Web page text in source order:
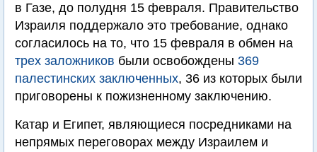
в Газе, до полудня 15 февраля. Правительство
Израиля поддержало это требование, однако
согласилось на то, что 15 февраля в обмен на
трех заложников были освобождены 369
палестинских заключенных, 36 из которых были
приговорены к пожизненному заключению.
Катар и Египет, являющиеся посредниками на
непрямых переговорах между Израилем и